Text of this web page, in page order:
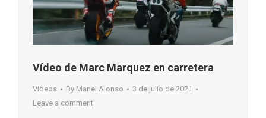
Vídeo de Marc Marquez en carretera
Videos By Manel Alonso
3 de julio de 2021
Leave a comment